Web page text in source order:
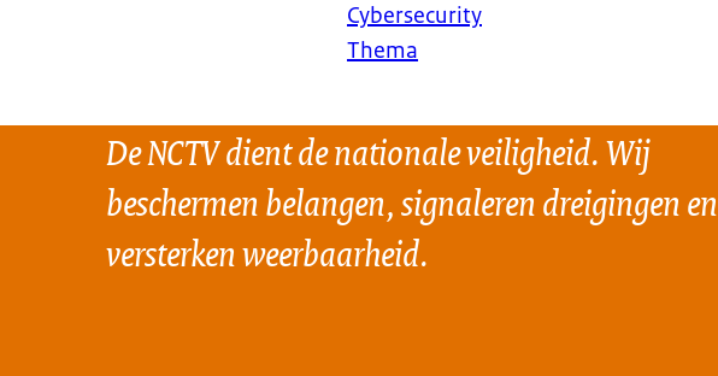
Cybersecurity
Thema
De NCTV dient de nationale veiligheid. Wij
beschermen belangen, signaleren dreigingen en
versterken weerbaarheid.